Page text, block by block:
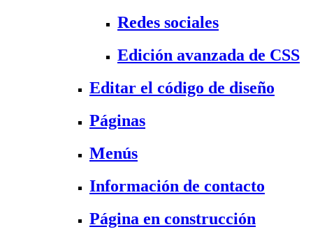
Redes sociales
Edición avanzada de CSS
Editar el código de diseño
Páginas
Menús
Información de contacto
Página en construcción